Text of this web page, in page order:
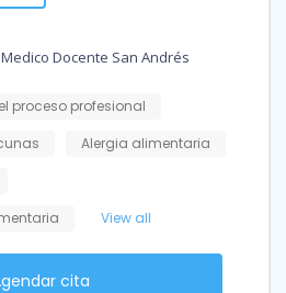
Docente San Andrés
proceso profesional
Alergia alimentaria
View all
cita